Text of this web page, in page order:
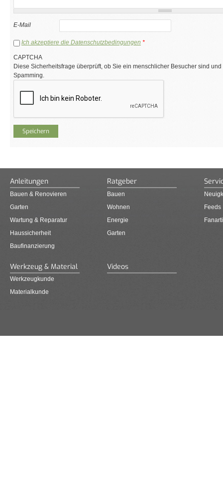
E-Mail
Ich akzeptiere die Datenschutzbedingungen *
CAPTCHA
Diese Sicherheitsfrage überprüft, ob Sie ein menschlicher Besucher sind
Spamming.
Anleitungen
Bauen & Renovieren
Garten
Wartung & Reparatur
Haussicherheit
Baufinanzierung
Ratgeber
Bauen
Wohnen
Energie
Garten
Feeds
Werkzeug & Material
Werkzeugkunde
Materialkunde
Videos